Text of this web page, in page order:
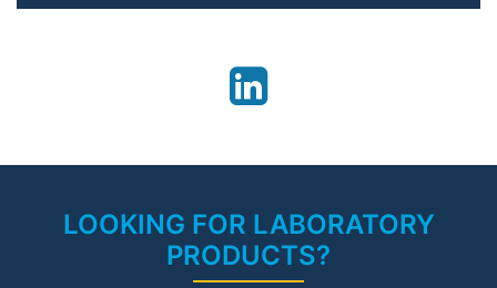
LOOKING FOR LABORATORY
PRODUCTS?